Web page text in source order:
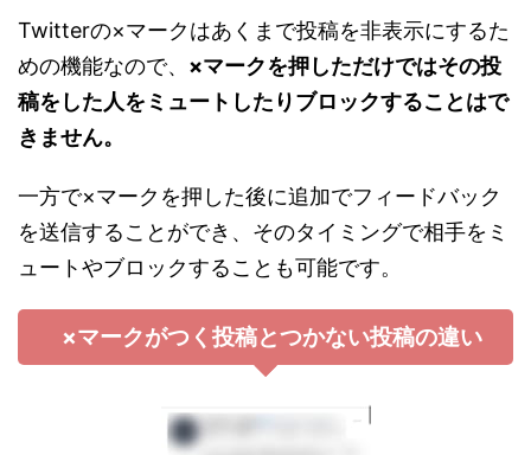
Twitterの×マークはあくまで投稿を非表示にするた
めの機能なので、 ×マークを押しただけではその投
稿をした人をミュートしたりブロックすることはで
きません。
一方で×マークを押した後に追加でフィードバック
を送信することができ、そのタイミングで相手をミ
ュートやブロックすることも可能です。
×マークがつく投稿とつかない投稿の違い